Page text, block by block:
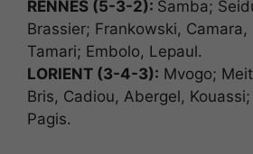
RENNES (5-3-2): Samba;
Brassier; Frankowski, Camara,
Tamari; Embolo, Lepaul.
LORIENT (3-4-3): Mvogo;
Bris, Cadiou, Abergel,
Pagis.